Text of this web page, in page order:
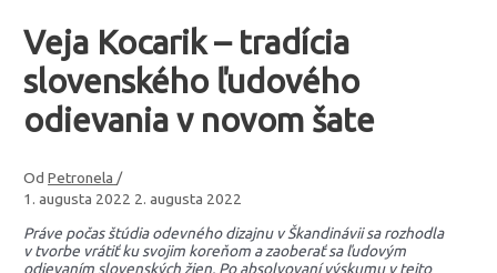
Veja Kocarik – tradícia
slovenského ľudového
odievania v novom šate
Od Petronela /
1. augusta 2022 2. augusta 2022
Práve počas štúdia odevného dizajnu v Škandinávii sa rozhodla
v tvorbe vrátiť ku svojim koreňom a zaoberať sa ľudovým
odievaním slovenských žien. Po absolvovaní výskumu v tejto